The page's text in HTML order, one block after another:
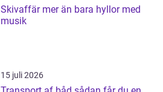
Skivaffär mer än bara hyllor med
musik
15 juli 2026